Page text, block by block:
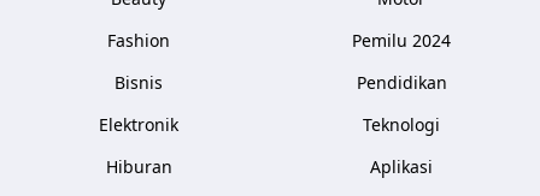
Fashion
Bisnis
Elektronik
Hiburan
Pemilu 2024
Pendidikan
Teknologi
Aplikasi